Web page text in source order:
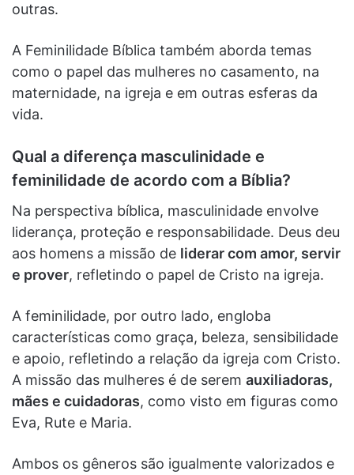
outras.
A Feminilidade Bíblica também aborda temas
como o papel das mulheres no casamento, na
maternidade, na igreja e em outras esferas da
vida.
Qual a diferença masculinidade e
feminilidade de acordo com a Bíblia?
Na perspectiva bíblica, masculinidade envolve
liderança, proteção e responsabilidade. Deus deu
aos homens a missão de liderar com amor, servir
e prover, refletindo o papel de Cristo na igreja.
A feminilidade, por outro lado, engloba
características como graça, beleza, sensibilidade
e apoio, refletindo a relação da igreja com Cristo.
A missão das mulheres é de serem auxiliadoras,
mães e cuidadoras, como visto em figuras como
Eva, Rute e Maria.
Ambos os gêneros são igualmente valorizados e